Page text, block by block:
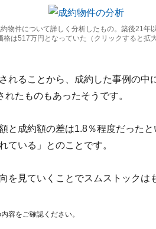
約物件について詳しく分析したもの。築後21年
格は517万円となっていた（クリックすると拡大
れることから、成約した事例の中
たものもあったそうです。
と成約額の差は1.8％程度だった
ている」とのことです。
を見ていくことでスムストックは
容をご確認ください。